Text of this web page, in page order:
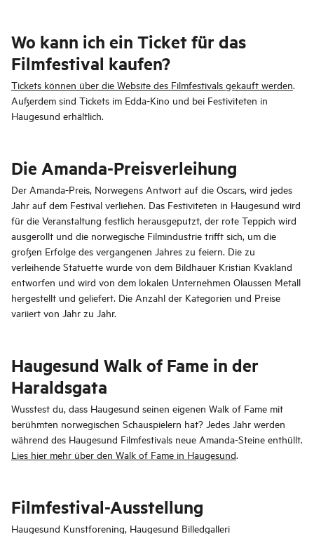
Wo kann ich ein Ticket für das
Filmfestival kaufen?
Tickets können über die Website des Filmfestivals gekauft werden.
Außerdem sind Tickets im Edda-Kino und bei Festiviteten in
Haugesund erhältlich.
Die Amanda-Preisverleihung
Der Amanda-Preis, Norwegens Antwort auf die Oscars, wird jedes
Jahr auf dem Festival verliehen. Das Festiviteten in Haugesund wird
für die Veranstaltung festlich herausgeputzt, der rote Teppich wird
ausgerollt und die norwegische Filmindustrie trifft sich, um die
großen Erfolge des vergangenen Jahres zu feiern. Die zu
verleihende Statuette wurde von dem Bildhauer Kristian Kvakland
entworfen und wird von dem lokalen Unternehmen Olaussen Metall
hergestellt und geliefert. Die Anzahl der Kategorien und Preise
variiert von Jahr zu Jahr.
Haugesund Walk of Fame in der
Haraldsgata
Wusstest du, dass Haugesund seinen eigenen Walk of Fame mit
berühmten norwegischen Schauspielern hat? Jedes Jahr werden
während des Haugesund Filmfestivals neue Amanda-Steine enthüllt.
Lies hier mehr über den Walk of Fame in Haugesund.
Filmfestival-Ausstellung
Haugesund Kunstforening, Haugesund Billedgalleri